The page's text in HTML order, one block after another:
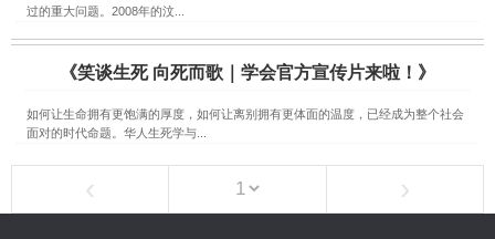
过的重大问题。2008年的汶...
《笑谈生死 向死而歌｜学会官方宣传片来啦！》
如何让生命拥有更饱满的厚度，如何让离别拥有更体面的温度，已经成为整个社会
面对的时代命题。华人生死学与...
‹ ›